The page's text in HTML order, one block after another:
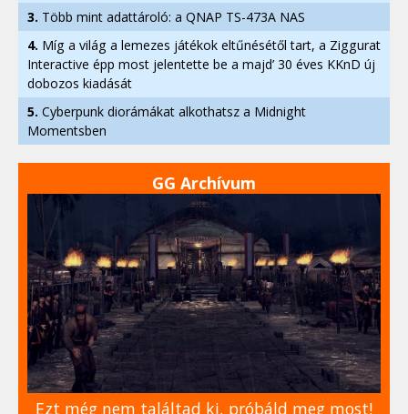
3. Több mint adattároló: a QNAP TS-473A NAS
4. Míg a világ a lemezes játékok eltűnésétől tart, a Ziggurat
Interactive épp most jelentette be a majd’ 30 éves KKnD új
dobozos kiadását
5. Cyberpunk diorámákat alkothatsz a Midnight
Momentsben
GG Archívum
Ezt még nem találtad ki, próbáld meg most!